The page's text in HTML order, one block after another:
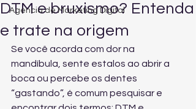
Agencia de Marketing Digital
DTM e bruxismo? Entenda
e trate na origem
Se você acorda com dor na
mandíbula, sente estalos ao abrir a
boca ou percebe os dentes
“gastando”, é comum pesquisar e